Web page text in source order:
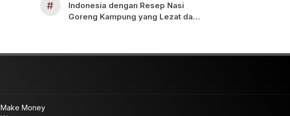
#
Indonesia dengan Resep Nasi
Goreng Kampung yang Lezat dan
Make Money